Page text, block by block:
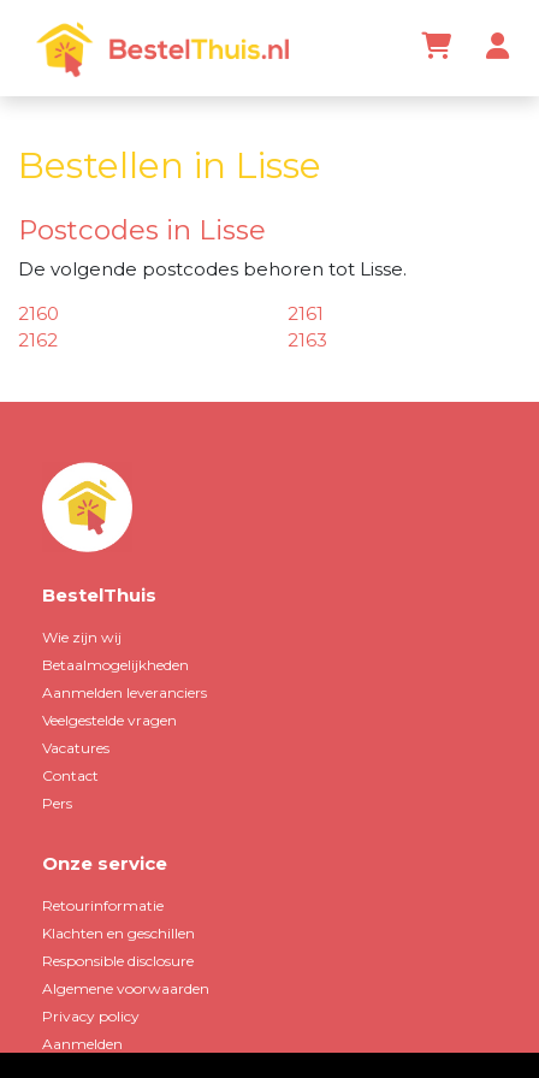
Bestellen in Lisse
Postcodes in Lisse
De volgende postcodes behoren tot Lisse.
2160
2161
2162
2163
BestelThuis
Wie zijn wij
Betaalmogelijkheden
Aanmelden leveranciers
Veelgestelde vragen
Vacatures
Contact
Pers
Onze service
Retourinformatie
Klachten en geschillen
Responsible disclosure
Algemene voorwaarden
Privacy policy
Aanmelden